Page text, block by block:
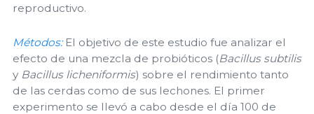
reproductivo.
Métodos:El objetivo de este estudio fue analizar el
efecto de una mezcla de probióticos (Bacillus subtilis
y Bacillus licheniformis) sobre el rendimiento tanto
de las cerdas como de sus lechones. El primer
experimento se llevó a cabo desde el día 100 de